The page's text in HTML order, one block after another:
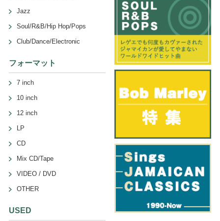
Jazz
Soul/R&B/Hip Hop/Pops
Club/Dance/Electronic
フォーマット
7 inch
10 inch
12 inch
LP
CD
Mix CD/Tape
VIDEO / DVD
OTHER
USED